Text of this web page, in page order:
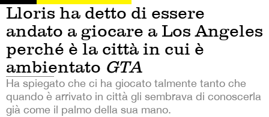
Lloris ha detto di essere
andato a giocare a Los Angeles
perché è la città in cui è
ambientato GTA
Ha spiegato che ci ha giocato talmente tanto che
quando è arrivato in città gli sembrava di conoscerla
già come il palmo della sua mano.